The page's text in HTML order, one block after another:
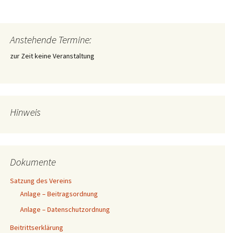
Anstehende Termine:
zur Zeit keine Veranstaltung
Hinweis
Dokumente
Satzung des Vereins
Anlage – Beitragsordnung
Anlage – Datenschutzordnung
Beitrittserklärung